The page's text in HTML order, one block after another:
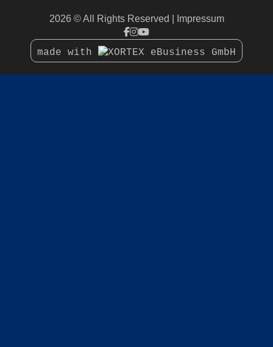
2026 © All Rights Reserved Impressum
made with